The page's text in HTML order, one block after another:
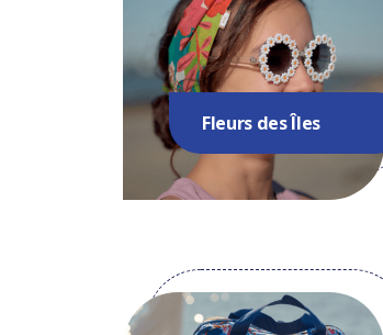
Fleurs des Îles